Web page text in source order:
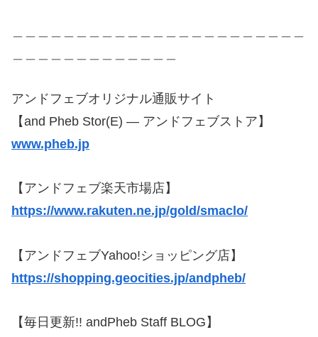
アンドフェブオリジナル通販サイト
【and Pheb Stor(E) — アンドフェブストア】
www.pheb.jp
【アンドフェブ楽天市場店】
https://www.rakuten.ne.jp/gold/smaclo/
【アンドフェブYahoo!ショッピング店】
https://shopping.geocities.jp/andpheb/
【毎日更新!! andPheb Staff BLOG】